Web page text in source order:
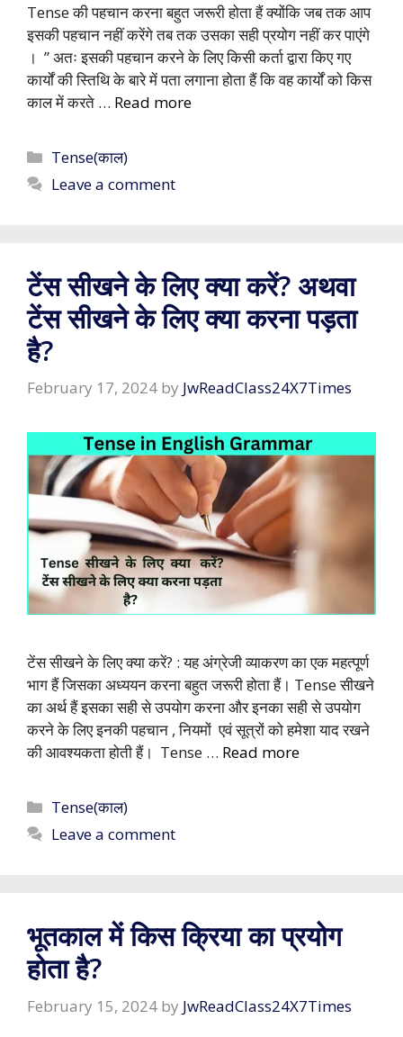
Tense की पहचान करना बहुत जरूरी होता हैं क्योंकि जब तक आप
इसकी पहचान नहीं करेंगे तब तक उसका सही प्रयोग नहीं कर पाएंगे
। ” अतः इसकी पहचान करने के लिए किसी कर्ता द्वारा किए गए
कार्यों की स्तिथि के बारे में पता लगाना होता हैं कि वह कार्यों को किस
काल में करते … Read more
Categories
Tense(काल)
Leave a comment
टेंस सीखने के लिए क्या करें? अथवा
टेंस सीखने के लिए क्या करना पड़ता
है?
February 17, 2024 by JwReadClass24X7Times
टेंस सीखने के लिए क्या करें? : यह अंग्रेजी व्याकरण का एक महत्पूर्ण
भाग हैं जिसका अध्ययन करना बहुत जरूरी होता हैं। Tense सीखने
का अर्थ हैं इसका सही से उपयोग करना और इनका सही से उपयोग
करने के लिए इनकी पहचान , नियमों एवं सूत्रों को हमेशा याद रखने
की आवश्यकता होती हैं। Tense … Read more
Categories
Tense(काल)
Leave a comment
भूतकाल में किस क्रिया का प्रयोग
होता है?
February 15, 2024 by JwReadClass24X7Times